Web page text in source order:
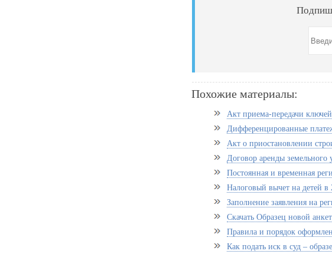
Похожие материалы:
Акт приема-передачи
Дифференцированные
Акт о приостановлении
Договор аренды земельного
Постоянная и временная
Налоговый вычет на детей в
Заполнение заявления на
Скачать Образец новой
Правила и порядок
Как подать иск в суд –